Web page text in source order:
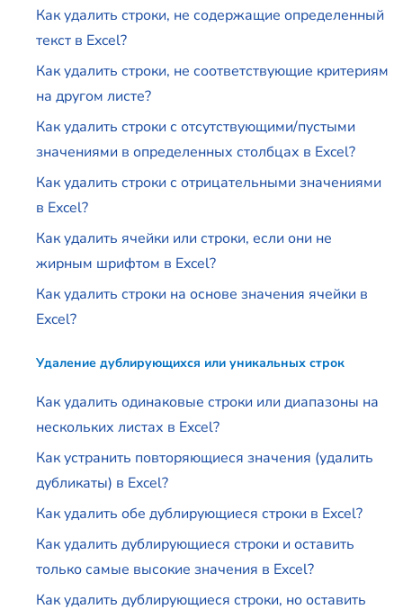
Как удалить строки, не содержащие определенный
текст в Excel?
Как удалить строки, не соответствующие критериям
на другом листе?
Как удалить строки с отсутствующими/пустыми
значениями в определенных столбцах в Excel?
Как удалить строки с отрицательными значениями
в Excel?
Как удалить ячейки или строки, если они не
жирным шрифтом в Excel?
Как удалить строки на основе значения ячейки в
Excel?
Удаление дублирующихся или уникальных строк
Как удалить одинаковые строки или диапазоны на
нескольких листах в Excel?
Как устранить повторяющиеся значения (удалить
дубликаты) в Excel?
Как удалить обе дублирующиеся строки в Excel?
Как удалить дублирующиеся строки и оставить
только самые высокие значения в Excel?
Как удалить дублирующиеся строки, но оставить